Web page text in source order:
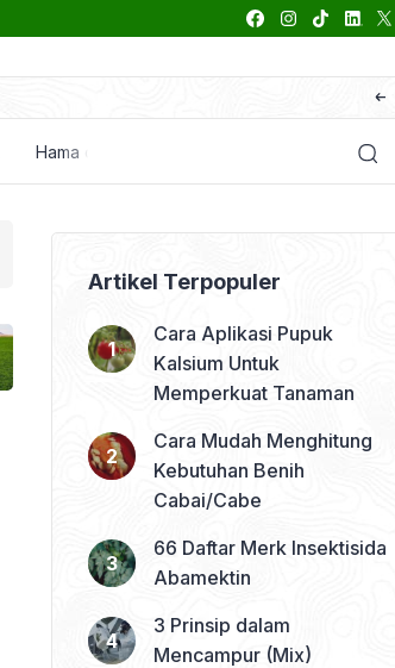
66
Hama dan Penyakit
Artikel Terpopuler
Cara Aplikasi Pupuk
Kalsium Untuk
Memperkuat Tanaman
Cara Mudah Menghitung
Kebutuhan Benih
Cabai/Cabe
66 Daftar Merk Insektisida
Abamektin
3 Prinsip dalam
Mencampur (Mix)